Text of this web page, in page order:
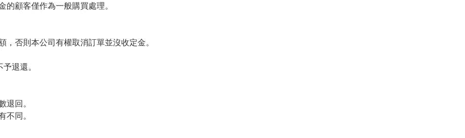
顧客僅作為一般購買處理。
否則本公司有權取消訂單並沒收定金。
退還。
退回。
不同。